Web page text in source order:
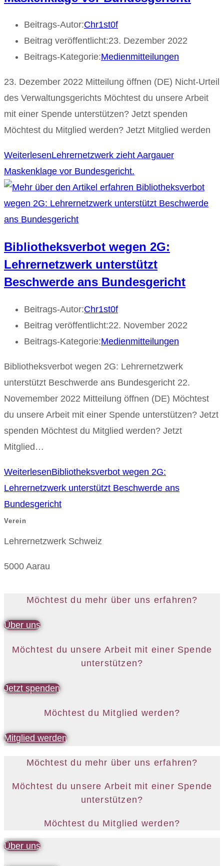
Beitrags-Autor:Chr1st0f
Beitrag veröffentlicht:23. Dezember 2022
Beitrags-Kategorie:Medienmitteilungen
23. Dezember 2022 Mitteilung öffnen (DE) Nicht-Urteil
des Verwaltungsgerichts Möchtest du unsere Arbeit
mit einer Spende unterstützen? Jetzt spenden
Möchtest du Mitglied werden? Jetzt Mitglied werden
WeiterlesenLehrernetzwerk zieht Aargauer
Maskenklage vor Bundesgericht.
Bibliotheksverbot wegen 2G:
Lehrernetzwerk unterstützt
Beschwerde ans Bundesgericht
Beitrags-Autor:Chr1st0f
Beitrag veröffentlicht:22. November 2022
Beitrags-Kategorie:Medienmitteilungen
Bibliotheksverbot wegen 2G: Lehrernetzwerk
unterstützt Beschwerde ans Bundesgericht 22.
Novemember 2022 Mitteilung öffnen (DE) Möchtest
du unsere Arbeit mit einer Spende unterstützen? Jetzt
spenden Möchtest du Mitglied werden? Jetzt
Mitglied…
WeiterlesenBibliotheksverbot wegen 2G:
Lehrernetzwerk unterstützt Beschwerde ans
Bundesgericht
Verein
Lehrernetzwerk Schweiz
5000 Aarau
Möchtest du mehr über uns erfahren?
Über uns
Möchtest du unsere Arbeit mit einer Spende
unterstützen?
Jetzt spenden
Möchtest du Mitglied werden?
Mitglied werden
Möchtest du mehr über uns erfahren?
Möchtest du unsere Arbeit mit einer Spende
unterstützen?
Möchtest du Mitglied werden?
Über uns